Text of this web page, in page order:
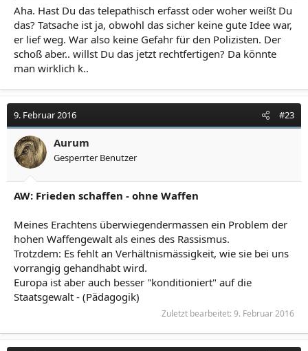
Aha. Hast Du das telepathisch erfasst oder woher weißt Du
das? Tatsache ist ja, obwohl das sicher keine gute Idee war,
er lief weg. War also keine Gefahr für den Polizisten. Der
schoß aber.. willst Du das jetzt rechtfertigen? Da könnte
man wirklich k..
9. Februar 2016 #23
Aurum
Gesperrter Benutzer
AW: Frieden schaffen - ohne Waffen
Meines Erachtens überwiegendermassen ein Problem der
hohen Waffengewalt als eines des Rassismus.
Trotzdem: Es fehlt an Verhältnismässigkeit, wie sie bei uns
vorrangig gehandhabt wird.
Europa ist aber auch besser "konditioniert" auf die
Staatsgewalt - (Pädagogik)
Zuletzt bearbeitet: 9. Februar 2016